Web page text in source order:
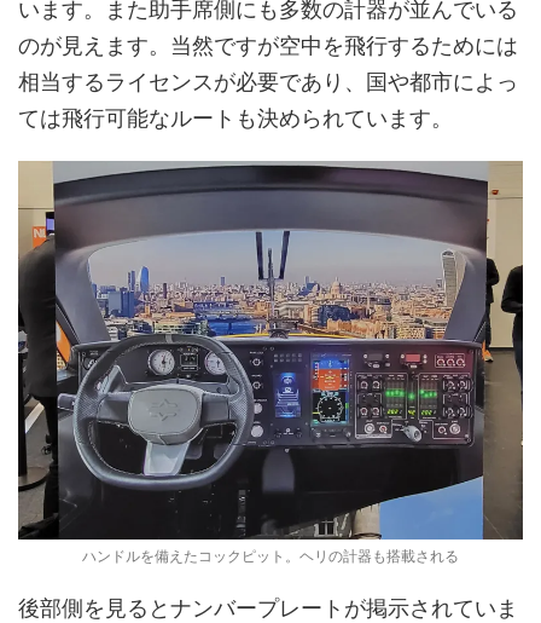
います。また助手席側にも多数の計器が並んでいる
のが見えます。当然ですが空中を飛行するためには
相当するライセンスが必要であり、国や都市によっ
ては飛行可能なルートも決められています。
ハンドルを備えたコックピット。ヘリの計器も搭載される
後部側を見るとナンバープレートが掲示されていま